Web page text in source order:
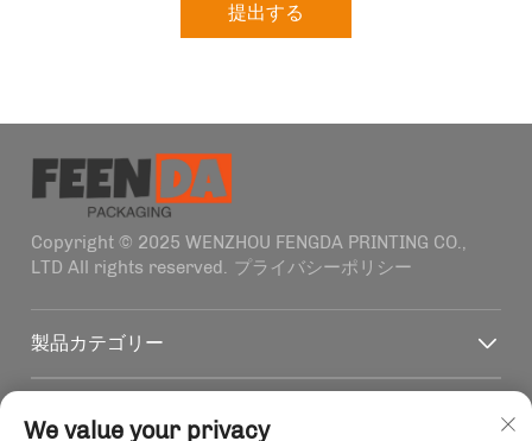
提出する
Copyright © 2025 WENZHOU FENGDA PRINTING CO.,
LTD All rights reserved. プライバシーポリシー
製品カテゴリー
We value your privacy